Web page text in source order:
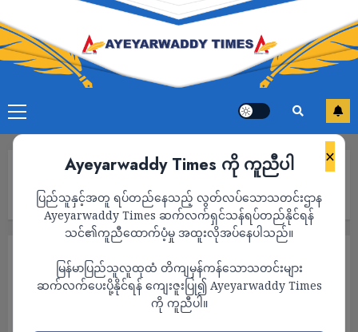
×
Ayeyarwaddy Times ကို ကူညီပါ
ပြည်သူနှင့်အတူ ရပ်တည်နေသည့် လွတ်လပ်သောသတင်းဌာန
Ayeyarwaddy Times ဆက်လက်ရှင်သန်ရပ်တည်နိုင်ရန်
သင်၏ကူညီထောက်ပံ့မှု အထူးလိုအပ်နေပါသည်။
မြန်မာပြည်သူလူထုထံ တိကျမှန်ကန်သောသတင်းများ
ဆက်လက်ပေးပို့နိုင်ရန် ကျေးဇူးပြု၍ Ayeyarwaddy Times
ကို ကူညီပါ။
သတင်းစာဆရာကြီး ဟံသာဝတီ ဦးဝင်းတင်(အယ်ဒီတာ့အာဘော်)
ဆောင်းပါး အယ်ဒီတာ့ အာဘော်
အမှန်တရားအတွက် ဒူးမထောက်ခဲ့သည့်
သံမဏိစိတ်ဓာတ်ပိုင်ရှင် သတင်းစာဆရာကြီး ဟံ